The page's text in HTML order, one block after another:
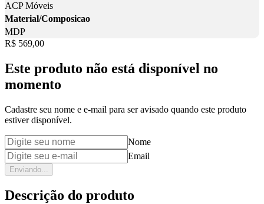
ACP Móveis
Material/Composicao
MDP
Price:
R$ 569,00
Este produto não está disponível no
momento
Cadastre seu nome e e-mail para ser avisado quando este produto
estiver disponível.
Nome
Email
Enviando...
Descrição do produto